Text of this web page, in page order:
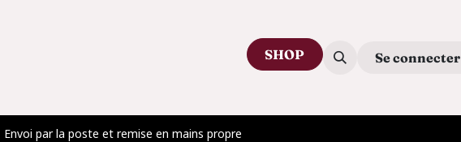
SHOP Se connecter
Envoi par la poste et remise en mains propre